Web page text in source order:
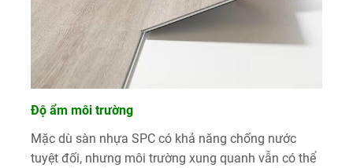
Độ ẩm môi trường
Mặc dù sàn nhựa SPC có khả năng chống nước
tuyệt đối, nhưng môi trường xung quanh vẫn có thể